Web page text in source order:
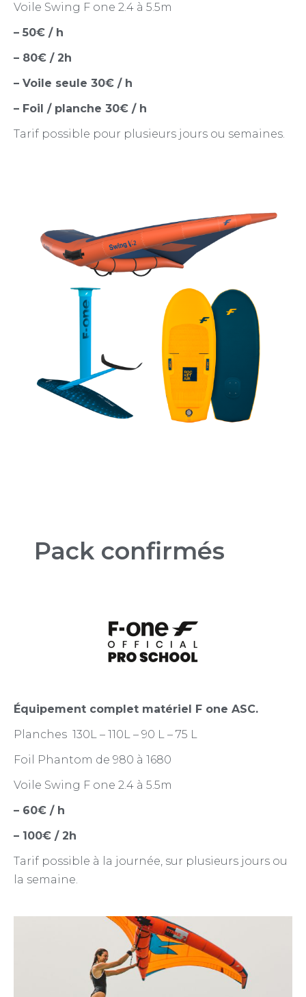
Voile Swing F one 2.4 à 5.5m
– 50€ / h
– 80€ / 2h
– Voile seule 30€ / h
– Foil / planche 30€ / h
Tarif possible pour plusieurs jours ou semaines.
Pack confirmés
Équipement complet matériel F one ASC.
Planches 130L – 110L – 90 L – 75 L
Foil Phantom de 980 à 1680
Voile Swing F one 2.4 à 5.5m
– 60€ / h
– 100€ / 2h
Tarif possible à la journée, sur plusieurs jours ou
la semaine.